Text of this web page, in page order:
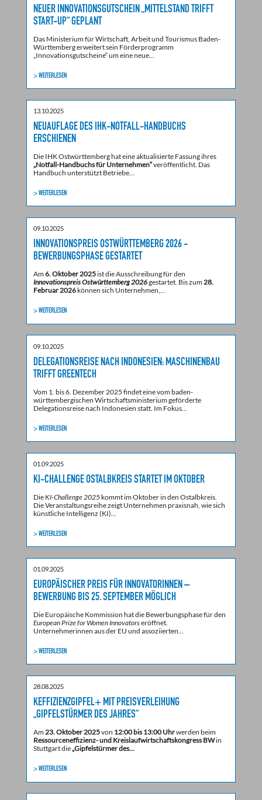
NEUER INNOVATIONSGUTSCHEIN „MITTELSTAND TRIFFT
START-UP“ GEPLANT
Das Ministerium für Wirtschaft, Arbeit und Tourismus Baden-
Württemberg erweitert sein Förderprogramm
„Innovationsgutscheine“ um eine neue…
> WEITERLESEN
13.10.2025
NEUAUFLAGE DES IHK-NOTFALL-HANDBUCHS
ERSCHIENEN
Die IHK Ostwürttemberg hat eine aktualisierte Fassung ihres
„Notfall-Handbuchs für Unternehmen“veröffentlicht. Das
Handbuch unterstützt Betriebe…
> WEITERLESEN
09.10.2025
INNOVATIONSPREIS OSTWÜRTTEMBERG 2026 -
BEWERBUNGSPHASE GESTARTET
Am6. Oktober 2025ist die Ausschreibung für den
Innovationspreis Ostwürttemberg 2026gestartet. Bis zum28.
Februar 2026 können sich Unternehmen,…
> WEITERLESEN
09.10.2025
DELEGATIONSREISE NACH INDONESIEN: MASCHINENBAU
TRIFFT GREENTECH
Vom 1. bis 6. Dezember 2025 findet eine vom baden-
württembergischen Wirtschaftsministerium geförderte
Delegationsreise nach Indonesien statt. Im Fokus…
> WEITERLESEN
01.09.2025
KI-CHALLENGE OSTALBKREIS STARTET IM OKTOBER
DieKI-Challenge 2025 kommt im Oktober in den Ostalbkreis.
Die Veranstaltungsreihe zeigt Unternehmen praxisnah, wie sich
künstliche Intelligenz (KI)…
> WEITERLESEN
01.09.2025
EUROPÄISCHER PREIS FÜR INNOVATORINNEN –
BEWERBUNG BIS 25. SEPTEMBER MÖGLICH
Die Europäische Kommission hat die Bewerbungsphase für den
European Prize for Women Innovatorseröffnet.
Unternehmerinnen aus der EU und assoziierten…
> WEITERLESEN
28.08.2025
KEFFIZIENZGIPFEL+ MIT PREISVERLEIHUNG
„GIPFELSTÜRMER DES JAHRES“
Am23. Oktober 2025von 12:00 bis 13:00 Uhrwerden beim
Ressourceneffizienz- und Kreislaufwirtschaftskongress BWin
Stuttgart die „Gipfelstürmer des…
> WEITERLESEN